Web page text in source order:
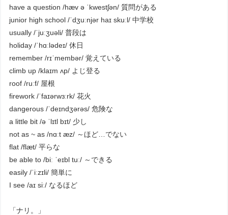
have a question /hæv ə ˈkwestʃən/ 質問がある
junior high school /ˈdʒuːnjər haɪ skuːl/ 中学校
usually /ˈjuːʒuəli/ 普段は
holiday /ˈhɑːlədeɪ/ 休日
remember /rɪˈmembər/ 覚えている
climb up /klaɪm ʌp/ よじ登る
roof /ruːf/ 屋根
firework /ˈfaɪərwɜːrk/ 花火
dangerous /ˈdeɪndʒərəs/ 危険な
a little bit /ə ˈlɪtl bɪt/ 少し
not as ~ as /nɑːt æz/ ～ほど…でない
flat /flæt/ 平らな
be able to /biː ˈeɪbl tuː/ ～できる
easily /ˈiːzɪli/ 簡単に
I see /aɪ siː/ なるほど
「ナリ。」